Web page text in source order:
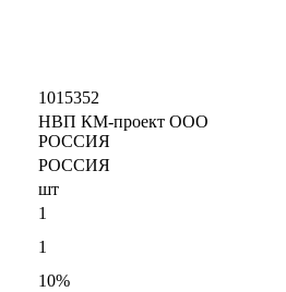
1015352
НВП КМ-проект ООО
РОССИЯ
РОССИЯ
шт
1
1
10%